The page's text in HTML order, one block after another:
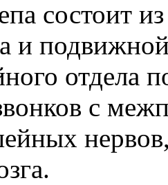
состоит
и
отдела
с